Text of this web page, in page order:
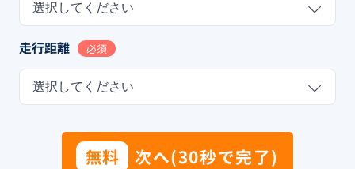
選択してください
走行距離 必須
選択してください
無料 次へ(30秒で完了)